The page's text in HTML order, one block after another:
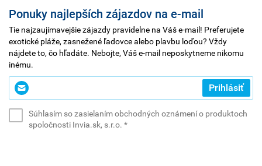
Ponuky najlepších zájazdov na e-mail
Tie najzaujímavejšie zájazdy pravidelne na Váš e-mail! Preferujete
exotické pláže, zasnežené ľadovce alebo plavbu loďou? Vždy
nájdete to, čo hľadáte. Nebojte, Váš e-mail neposkytneme nikomu
inému.
Zadajte
svoj
Prihlásiť
Súhlasím so zasielaním obchodných oznámení o produktoch
spoločnosti Invia.sk, s.r.o. *(povinné)